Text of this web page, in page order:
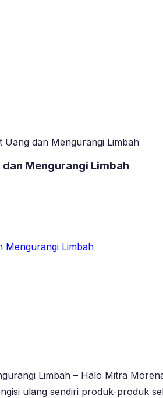
Uang dan Mengurangi Limbah
Mengurangi Limbah
Mengurangi Limbah
Limbah – Halo Mitra
ulang sendiri produk-produk